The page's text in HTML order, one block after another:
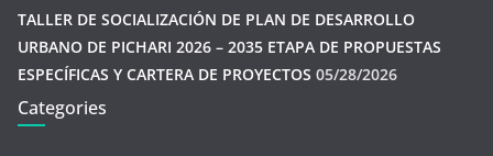
TALLER DE SOCIALIZACIÓN DE PLAN DE DESARROLLO
URBANO DE PICHARI 2026 – 2035 ETAPA DE PROPUESTAS
ESPECÍFICAS Y CARTERA DE PROYECTOS 05/28/2026
Categories